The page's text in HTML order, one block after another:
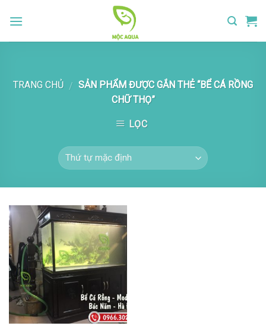
TRANG CHỦ / SẢN PHẨM ĐƯỢC GẮN THẺ “BỂ CÁ RỒNG
CHỮ THỌ”
LỌC